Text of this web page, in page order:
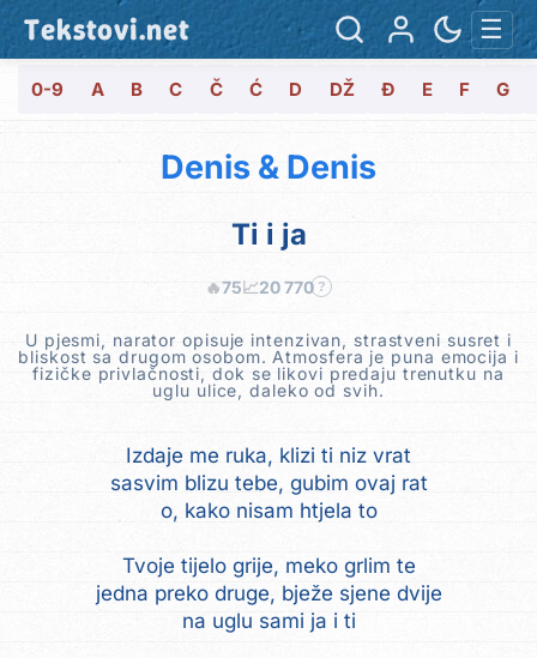
Tekstovi.net ☰
0-9 A B C Č Ć D DŽ Đ E F G
Denis & Denis
Ti i ja
🔥75📈20 770 ?
U pjesmi, narator opisuje intenzivan, strastveni susret i
bliskost sa drugom osobom. Atmosfera je puna emocija i
fizičke privlačnosti, dok se likovi predaju trenutku na
uglu ulice, daleko od svih.
Izdaje me ruka, klizi ti niz vrat
sasvim blizu tebe, gubim ovaj rat
o, kako nisam htjela to
Tvoje tijelo grije, meko grlim te
jedna preko druge, bježe sjene dvije
na uglu sami ja i ti